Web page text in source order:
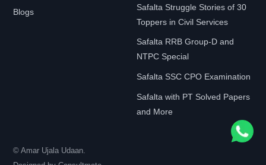
Blogs
Safalta Struggle Stories of 30
Toppers in Civil Services
Safalta RRB Group-D and
NTPC Special
Safalta SSC CPO Examination
Safalta with PT Solved Papers
and More
© Amar Ujala Udaan.